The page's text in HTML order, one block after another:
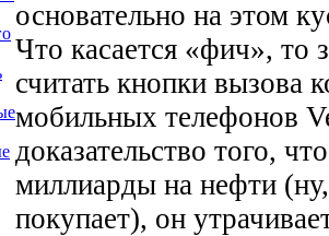
основательно на этом
Что касается «фич», то
считать кнопки вызова
мобильных телефонов
доказательство того,
миллиарды на нефти
покупает), он